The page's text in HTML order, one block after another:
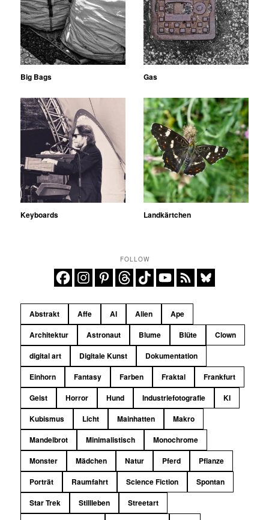
Big Bags Gas
Keyboards Landkärtchen
FOLLOW
Abstrakt Affe AI Alien
Ape
Architektur
Astronaut Blume Blüte
Clown
digital art
Digitale Kunst
Dokumentation
Einhorn
Fantasy Farben Fraktal
Frankfurt
Geist
Horror Hund Industriefotografie
KI
Kubismus
Licht Mainhatten
Makro
Mandelbrot
Minimalistisch
Monochrome
Monster
Mädchen Natur Pferd
Pflanze
Porträt
Raumfahrt Science Fiction
Spontan
Star Trek
Stillleben
Streetart